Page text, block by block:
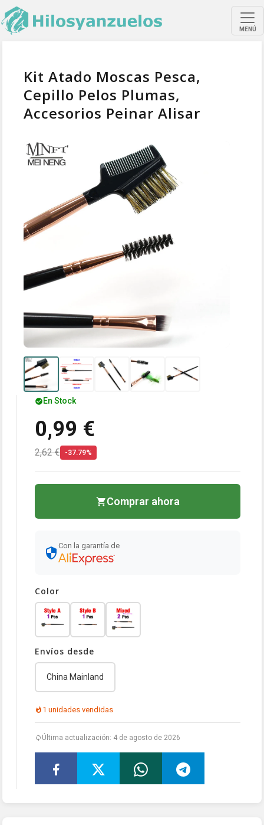
MENÚ
Kit Atado Moscas Pesca,
Cepillo Pelos Plumas,
Accesorios Peinar Alisar
En Stock
0,99 €
2,62 € -37.79%
Comprar ahora
Con la garantía de
Color
Envíos desde
China Mainland
1 unidades vendidas
Última actualización: 4 de agosto de 2026